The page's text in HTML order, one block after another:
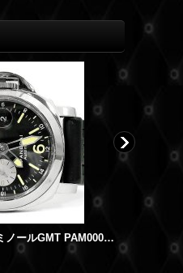
PANERAI パネライ ルミノールGMT PAM00088 ラバーベルト